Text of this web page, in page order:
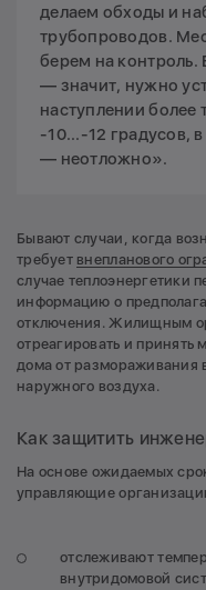
делаем обходы и
трубопроводов.
берем на контроль.
— значит, нужно
наступлении
-10...-12 градусов,
— неотложно».
Бывают случаи, когда
требует внепланового
случае теплоэнергетики
информацию о
отключения. Жилищным
отреагировать и
дома от размораживания
наружного воздуха.
Как защитить
На основе ожидаемых
управляющие
отслеживают
внутридомовой